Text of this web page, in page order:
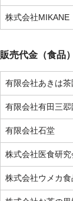
株式会社MIKANE
販売代金（食品）
有限会社あきは茶
有限会社有田三翆
有限会社石堂
株式会社医食研究
株式会社ウメカ食